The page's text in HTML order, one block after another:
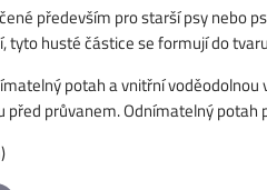
především pro starší psy nebo
husté částice se formují do
potah a vnitřní
průvanem. Odnímatelný potah